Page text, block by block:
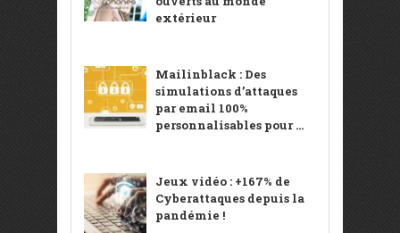
extérieur
Mailinblack : Des
simulations d’attaques
par email 100%
personnalisables pour ...
Jeux vidéo : +167% de
Cyberattaques depuis la
pandémie !